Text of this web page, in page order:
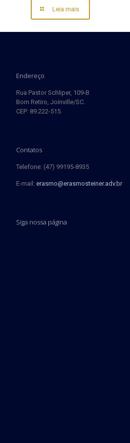
Leia mais
Endereço
Rua Pastor Schliper, 109-B
Bom Retiro, Joinville/SC.
CEP: 89.222-515.
Contatos
Telefone: (47) 99195-8935
E-mail: erasmo@erasmosteiner.adv.br
Siga nossa página